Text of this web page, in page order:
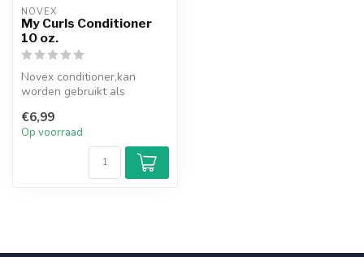
NOVEX
My Curls Conditioner
10 oz.
Novex conditioner,kan
worden gebruikt als
als haar...
€6,99
Op voorraad